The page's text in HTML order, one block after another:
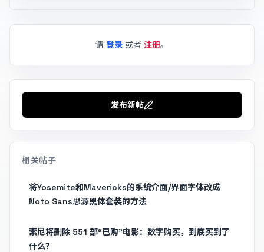
请 登录 或者 注册。
发布新帖
相关帖子
将Yosemite和Mavericks的系统介面/界面字体改成
Noto Sans思源黑体套装的方法
索尼将删除 551 部“已购”电影：数字购买，到底买到了
什么？